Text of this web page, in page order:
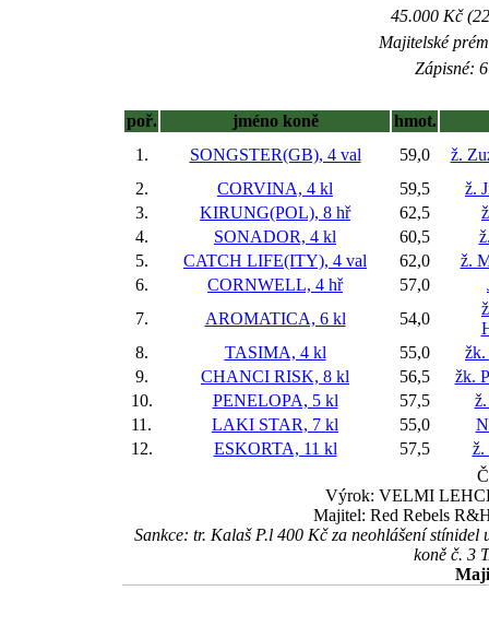
45.000 Kč
Majitelské
Zápisné:
poř. jméno koně
hmot.
1.
SONGSTER(GB), 4 val 59,0
ž.
2.
CORVINA, 4 kl 59,5
ž.
3.
KIRUNG(POL), 8 hř 62,5
4.
SONADOR, 4 kl 60,5
5.
CATCH LIFE(ITY), 4 val 62,0
ž.
6.
CORNWELL, 4 hř 57,0
7.
AROMATICA, 6 kl 54,0
8.
TASIMA, 4 kl 55,0
žk.
9.
CHANCI RISK, 8 kl 56,5
žk.
10.
PENELOPA, 5 kl 57,5
11.
LAKI STAR, 7 kl 55,0
12.
ESKORTA, 11 kl 57,5
ž.
Výrok: VELMI
Majitel: Red Rebels
Sankce: tr. Kalaš P.l 400 Kč za neohlášení
koně č. 3